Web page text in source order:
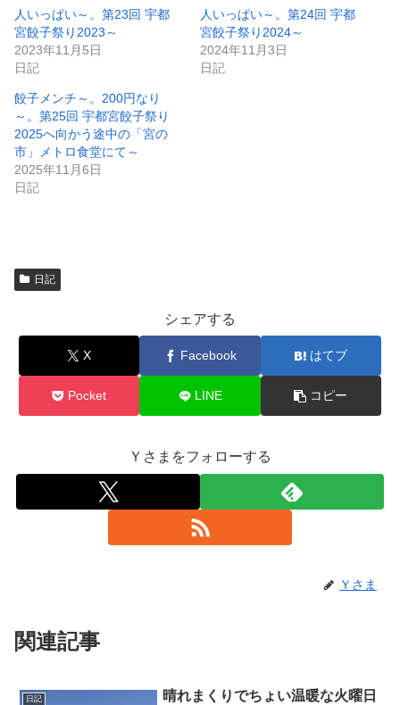
ウ
で
開
き
ま
い
(
新
し
い
ド
ウ
で
開
き
ま
す
人いっぱい～。第23回 宇都
宮餃子祭り2023～
2023年11月5日
日記
人いっぱい～。第24回 宇都
宮餃子祭り2024～
2024年11月3日
日記
餃子メンチ～。200円なり
～。第25回 宇都宮餃子祭り
2025へ向かう途中の「宮の
市」メトロ食堂にて～
2025年11月6日
日記
日記
シェアする
X Facebook はてブ
Pocket LINE コピー
Ｙさまをフォローする
Ｙさま
関連記事
日記
晴れまくりでちょい温暖な火曜日